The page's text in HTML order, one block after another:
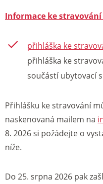
Informace ke
přihláška ke
přihláška ke
součástí ubytovací
Přihlášku ke stravování
naskenovaná mailem na
8. 2026 si požádejte o
níže.
Do 25. srpna 2026 pak